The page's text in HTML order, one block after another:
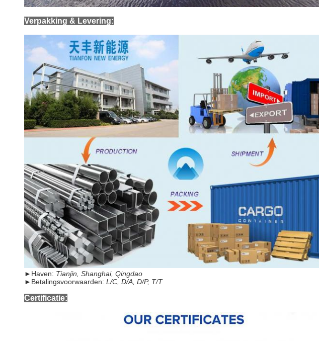
Verpakking & Levering:
► Haven: Tianjin, Shanghai, Qingdao
► Betalingsvoorwaarden: L/C, D/A, D/P, T/T
Certificatie: